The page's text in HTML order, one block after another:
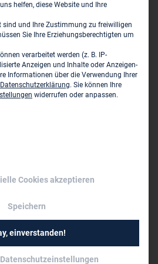
setzt der Gesetzgeber ein
Modernisierung Deutschlands.
dass Bund, Länder und
Möglichkeiten
Digitalisierung muss
Verfahren vereinheitlicht und
auch tatsächlich in
verlässlichen
nutzt.
Bewertung sieht der VBI
helfen, diese Website und Ihre
sind und Ihre Zustimmung zu freiwilligen
Sie Ihre Erziehungsberechtigten um
verarbeitet werden (z. B. IP-
Anzeigen und Inhalte oder Anzeigen-
Informationen über die Verwendung Ihrer
Datenschutzerklärung. Sie können Ihre
widerrufen oder anpassen.
Service-Gruppen, für die eine
Cookies akzeptieren
Speichern
einverstanden!